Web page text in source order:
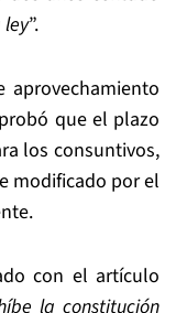
ley”.
que el plazo
los consuntivos,
modificado por el
con el artículo
la constitución